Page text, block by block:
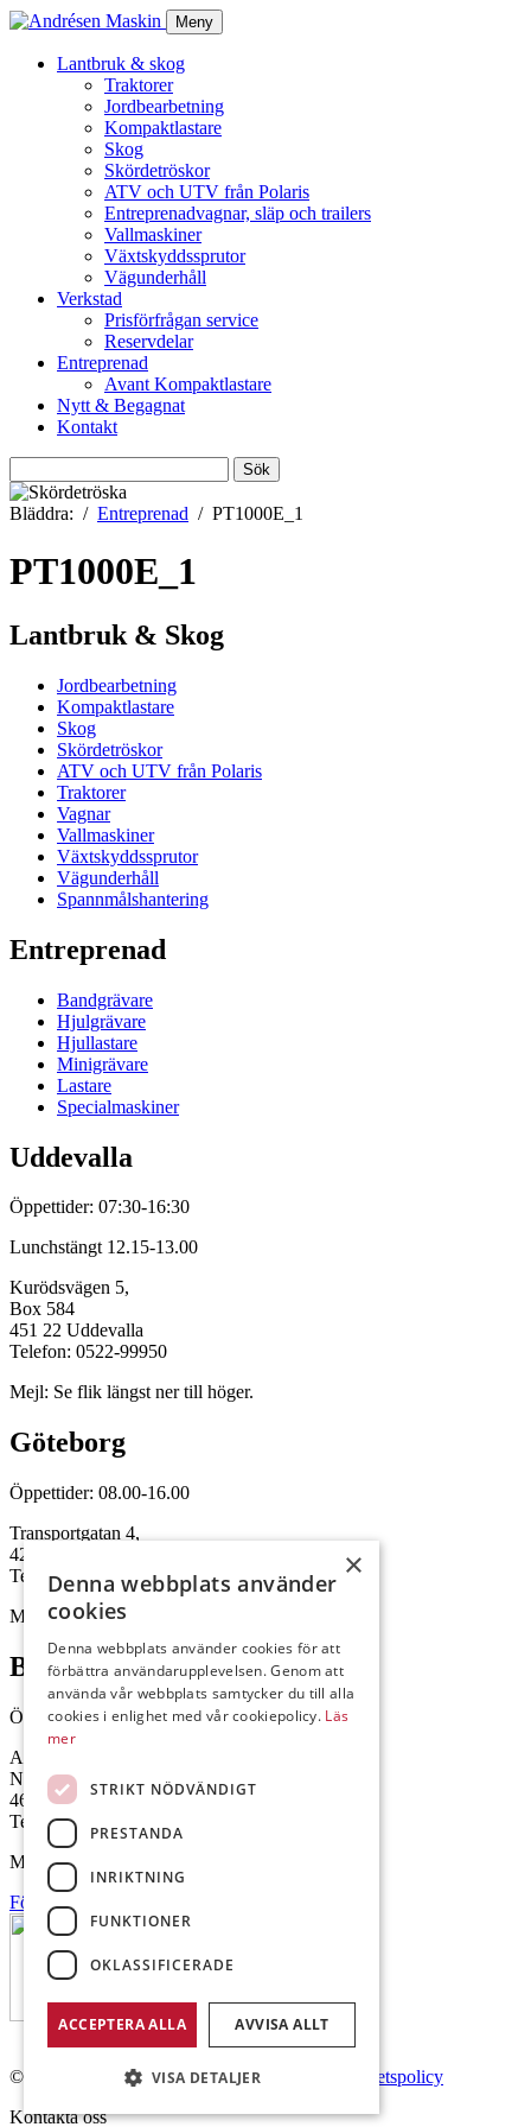
Meny
Lantbruk & skog
Traktorer
Jordbearbetning
Kompaktlastare
Skog
Skördetröskor
ATV och UTV från Polaris
Entreprenadvagnar, släp och trailers
Vallmaskiner
Växtskyddssprutor
Vägunderhåll
Verkstad
Prisförfrågan service
Reservdelar
Entreprenad
Avant Kompaktlastare
Nytt & Begagnat
Kontakt
efter:
Bläddra:
Entreprenad PT1000E_1
PT1000E_1
Lantbruk & Skog
Jordbearbetning
Kompaktlastare
Skog
Skördetröskor
ATV och UTV från Polaris
Traktorer
Vagnar
Vallmaskiner
Växtskyddssprutor
Vägunderhåll
Spannmålshantering
Entreprenad
Bandgrävare
Hjulgrävare
Hjullastare
Minigrävare
Lastare
Specialmaskiner
Uddevalla
Öppettider: 07:30-16:30
Lunchstängt 12.15-13.00
Kurödsvägen 5,
Box 584
451 22 Uddevalla
Telefon: 0522-99950
Mejl: Se flik längst ner till höger.
Göteborg
Öppettider: 08.00-16.00
Transportgatan 4,
422 46 Hisings Backa
Telefon: 0708-115352
Mejl: Se flik längst ner till höger.
Brålanda
Öppettider: 07:00-16:00
Andrésen Maskin i Brålanda AB
Nuntorp 301
464 64 Brålanda
Telefon: 0521-57 57 30
Mejl: Se flik längst ner till höger.
Följ oss på Facebook
© Copyright 2026 Andrésen Maskin AB.
Integritetspolicy
Kontakta oss
×
Denna webbplats använder
cookies
Denna webbplats använder cookies för att
förbättra användarupplevelsen. Genom att
använda vår webbplats samtycker du till alla
cookies i enlighet med vår cookiepolicy. Läs
mer
STRIKT NÖDVÄNDIGT
PRESTANDA
INRIKTNING
FUNKTIONER
OKLASSIFICERADE
ACCEPTERA ALLA AVVISA ALLT
VISA DETALJER